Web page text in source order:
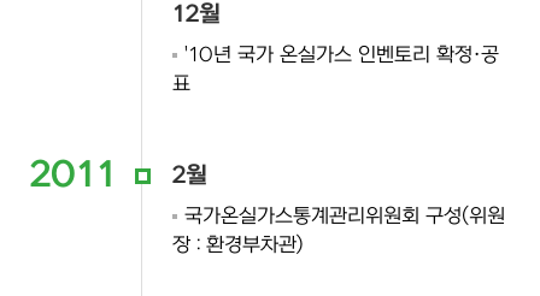
12월
'10년 국가 온실가스 인벤토리 확정·공
표
2011 2월
국가온실가스통계관리위원회 구성(위원
장 : 환경부차관)